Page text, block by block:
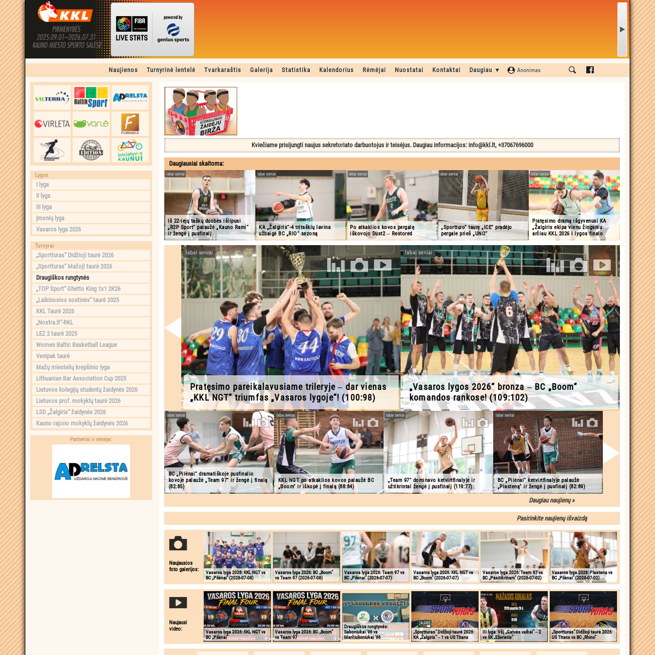
Naujienos Turnyrinė lentelė Tvarkaraštis Galerija Statistika Kalendorius Rėmėjai Nuostatai Kontaktai Daugiau ▼ Anonimas
Lygos
I lyga
II lyga
III lyga
Įmonių lyga
Vasaros lyga 2026
Turnyrai
„Sportturas“ Didžioji taurė 2026
„Sportturas“ Mažoji taurė 2026
Draugiškos rungtynės
„TOP Sport“ Ghetto King 1x1 2K26
„Laikinosios sostinės“ taurė 2025
KKL Taurė 2026
„Nostra.lt“-RKL
LEZ 2 taurė 2025
Women Baltic Basketball League
Venipak taurė
Mažų miestelių krepšinio lyga
Lithuanian Bar Association Cup 2025
Lietuvos kolegijų studentų žaidynės 2026
Lietuvos prof. mokyklų taurė 2026
LSD „Žalgiris“ žaidynės 2026
Kauno rajono mokyklų žaidynės 2026
Partneriai ir rėmėjai:
Kviečiame prisijungti naujus sekretoriato darbuotojus ir teisėjus. Daugiau informacijos: info@kkl.lt, +37067696000
Daugiausiai skaitoma:
Iš 22-iejų taškų duobės išlipusi
„R2P Sport“ palaužė „Kauno Rami“
ir žengė į pusfinalį
labai seniai
KA „Žalgiris“-4 tritaškių lavina
užbaigė BC „RIO“ sezoną
labai seniai
Po atkaklios kovos pergalę
iškovojo Dust2 ‒ Restored
labai seniai
„Sportturo“ taurę „ICE“ pradėjo
pergale prieš „UNO“
labai seniai
Pratęsimo dramą išgyvenusi KA
„Žalgiris ekipa vienu žingsniu
arčiau KKL 2026 I lygos finalo
labai seniai
Pratęsimo pareikalavusiame trileryje ‒ dar vienas
„KKL NGT“ triumfas „Vasaros lygoje“! (100:98)
labai seniai
„Vasaros lygos 2026“ bronza ‒ BC „Boom“
komandos rankose! (109:102)
labai seniai
BC „Pilėnai“ dramatiškoje pusfinalio
kovoje palaužė „Team 97“ ir žengė į finalą
(82:85)
labai seniai
KKL NGT po atkaklios kovos palaužė BC
„Boom“ ir iškopė į finalą (88:84)
labai seniai
„Team 97“ dominavo ketvirtfinalyje ir
užtikrintai žengė į pusfinalį (119:77)
labai seniai
BC „Pilėnai“ ketvirtfinalyje palaužė
„Plasteną“ ir žengė į pusfinalį (82:89)
labai seniai
Daugiau naujienų »
Pasirinkite naujienų išvaizdą
Naujausios
foto galerijos:
Vasaros lyga 2026: KKL NGT vs
BC „Pilėnai“ (2026-07-08)
Vasaros lyga 2026: BC „Boom“
vs Team 97 (2026-07-08)
Vasaros lyga 2026: Team 97 vs
BC „Pilėnai“ (2026-07-07)
Vasaros lyga 2026: KKL NGT vs
BC „Boom“ (2026-07-07)
Vasaros lyga 2026: Team 97 vs
BC „Pasitikrinam“ (2026-07-02)
Vasaros lyga 2026: Plastena vs
BC „Pilėnai“ (2026-07-02)
Naujausi
video:
Vasaros lyga 2026: KKL NGT vs
BC „Pilėnai“
Vasaros lyga 2026: BC „Boom“
vs Team 97
Draugiškos rungtynės:
Saboniukai '96 vs
Marčiulioniukai '96
„Sportturas“ Didžioji taurė 2026:
KA „Žalgiris“ ‒ 1 vs US Titans
III lyga: VšĮ „Gatvės vaikai“ ‒ 2
vs SK „Ežerietis“
„Sportturas“ Didžioji taurė 2026:
US Titans vs BC „Rhino“